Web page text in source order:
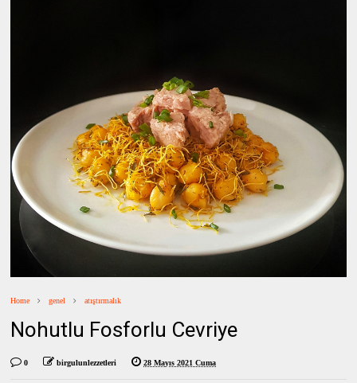
Home genel atıştırmalık
Nohutlu Fosforlu Cevriye
0 birgulunlezzetleri 28 Mayıs 2021 Cuma